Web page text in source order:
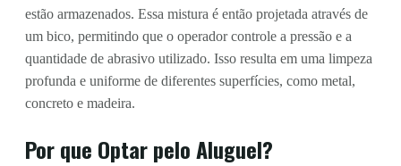
estão armazenados. Essa mistura é então projetada através de
um bico, permitindo que o operador controle a pressão e a
quantidade de abrasivo utilizado. Isso resulta em uma limpeza
profunda e uniforme de diferentes superfícies, como metal,
concreto e madeira.
Por que Optar pelo Aluguel?